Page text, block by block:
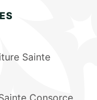
Sainte
Consorce